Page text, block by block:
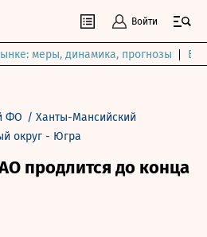
Войти
меры, динамика, прогнозы
ФО / Ханты-Мансийский
округ - Югра
продлится до конца